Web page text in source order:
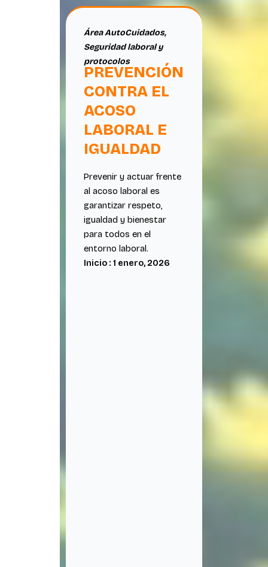
Área AutoCuidados,
Seguridad laboral y
protocolos
PREVENCIÓN
CONTRA EL
ACOSO
LABORAL E
IGUALDAD
Prevenir y actuar frente
al acoso laboral es
garantizar respeto,
igualdad y bienestar
para todos en el
entorno laboral.
Inicio : 1 enero, 2026